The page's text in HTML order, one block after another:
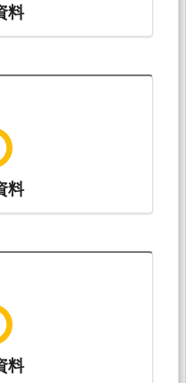
料
料
料